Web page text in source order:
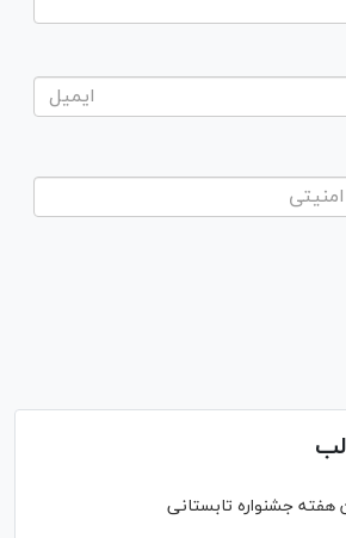
جشنواره تابستانی